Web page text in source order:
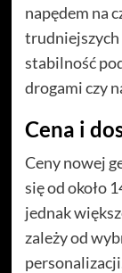
napędem na
trudniejszych
stabilność
drogami czy
Cena i
Ceny nowej
się od około
jednak
zależy od